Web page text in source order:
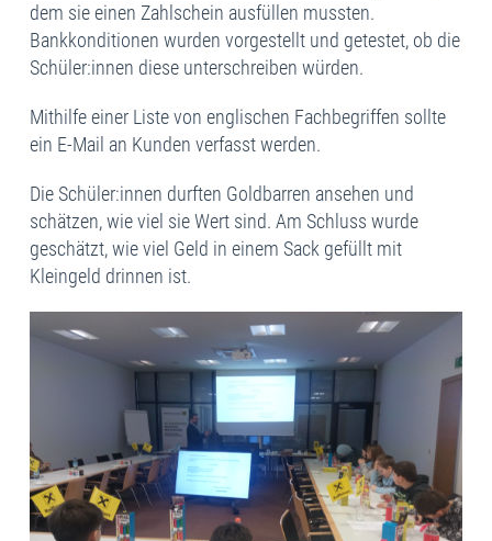
dem sie einen Zahlschein ausfüllen mussten.
Bankkonditionen wurden vorgestellt und getestet, ob die
Schüler:innen diese unterschreiben würden.
Mithilfe einer Liste von englischen Fachbegriffen sollte
ein E-Mail an Kunden verfasst werden.
Die Schüler:innen durften Goldbarren ansehen und
schätzen, wie viel sie Wert sind. Am Schluss wurde
geschätzt, wie viel Geld in einem Sack gefüllt mit
Kleingeld drinnen ist.